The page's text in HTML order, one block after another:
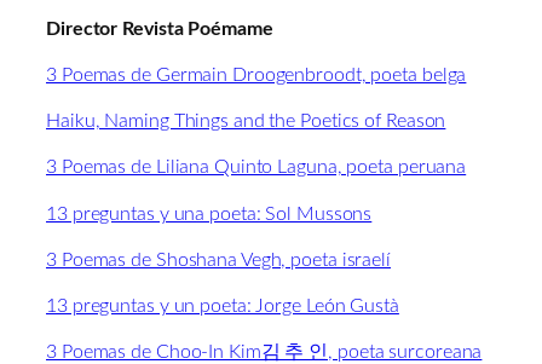
Director Revista Poémame
3 Poemas de Germain Droogenbroodt, poeta belga
Haiku, Naming Things and the Poetics of Reason
3 Poemas de Liliana Quinto Laguna, poeta peruana
13 preguntas y una poeta: Sol Mussons
3 Poemas de Shoshana Vegh, poeta israelí
13 preguntas y un poeta: Jorge León Gustà
3 Poemas de Choo-In Kim김 추 인, poeta surcoreana